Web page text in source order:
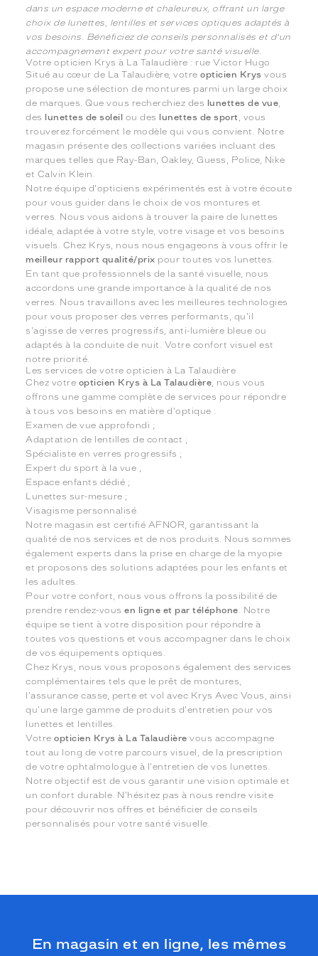
dans un espace moderne et chaleureux, offrant un large
choix de lunettes, lentilles et services optiques adaptés à
vos besoins. Bénéficiez de conseils personnalisés et d'un
accompagnement expert pour votre santé visuelle.
Votre opticien Krys à La Talaudière : rue Victor Hugo
Situé au cœur de La Talaudière, votreopticien Krys vous
propose une sélection de montures parmi un large choix
de marques. Que vous recherchiez des lunettes de vue
des lunettes de soleil ou des lunettes de sport , vous
trouverez forcément le modèle qui vous convient. Notre
magasin présente des collections variées incluant des
marques telles que Ray-Ban, Oakley, Guess, Police, Nike
et Calvin Klein.
Notre équipe d'opticiens expérimentés est à votre écoute
pour vous guider dans le choix de vos montures et
verres. Nous vous aidons à trouver la paire de lunettes
idéale, adaptée à votre style, votre visage et vos besoins
visuels. Chez Krys, nous nous engageons à vous offrir le
meilleur rapport qualité/prix pour toutes vos lunettes.
En tant que professionnels de la santé visuelle, nous
accordons une grande importance à la qualité de nos
verres. Nous travaillons avec les meilleures technologies
pour vous proposer des verres performants, qu'il
s'agisse de verres progressifs, anti-lumière bleue ou
adaptés à la conduite de nuit. Votre confort visuel est
notre priorité.
Les services de votre opticien à La Talaudière
Chez votre opticien Krys à La Talaudière , nous vous
offrons une gamme complète de services pour répondre
à tous vos besoins en matière d'optique :
Examen de vue approfondi ;
Adaptation de lentilles de contact ;
Spécialiste en verres progressifs ;
Expert du sport à la vue ;
Espace enfants dédié ;
Lunettes sur-mesure ;
Visagisme personnalisé.
Notre magasin est certifié AFNOR, garantissant la
qualité de nos services et de nos produits. Nous sommes
également experts dans la prise en charge de la myopie
et proposons des solutions adaptées pour les enfants et
les adultes.
Pour votre confort, nous vous offrons la possibilité de
prendre rendez-vousen ligne et par téléphone . Notre
équipe se tient à votre disposition pour répondre à
toutes vos questions et vous accompagner dans le choix
de vos équipements optiques.
Chez Krys, nous vous proposons également des services
complémentaires tels que le prêt de montures,
l'assurance casse, perte et vol avec Krys Avec Vous, ainsi
qu'une large gamme de produits d'entretien pour vos
lunettes et lentilles.
Votreopticien Krys à La Talaudière vous accompagne
tout au long de votre parcours visuel, de la prescription
de votre ophtalmologue à l'entretien de vos lunettes.
Notre objectif est de vous garantir une vision optimale et
un confort durable. N'hésitez pas à nous rendre visite
pour découvrir nos offres et bénéficier de conseils
personnalisés pour votre santé visuelle.
En magasin et en ligne, les mêmes